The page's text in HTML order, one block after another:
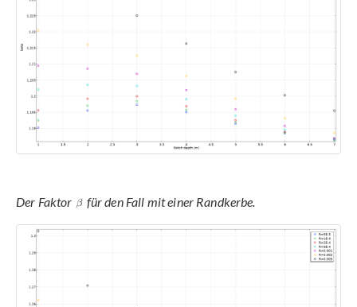
Der Faktor für den Fall mit einer Randkerbe.